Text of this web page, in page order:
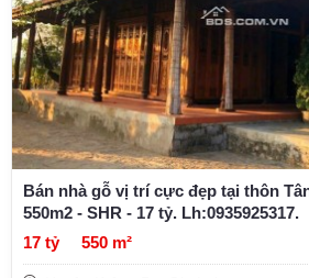
Bán nhà gỗ vị trí cực đẹp tại thôn
550m2 - SHR - 17 tỷ. Lh:0935925317.
17 tỷ
550 m²